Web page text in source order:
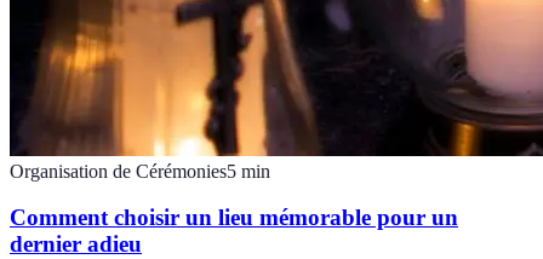
Organisation de Cérémonies5 min
Comment choisir un lieu mémorable pour un
dernier adieu